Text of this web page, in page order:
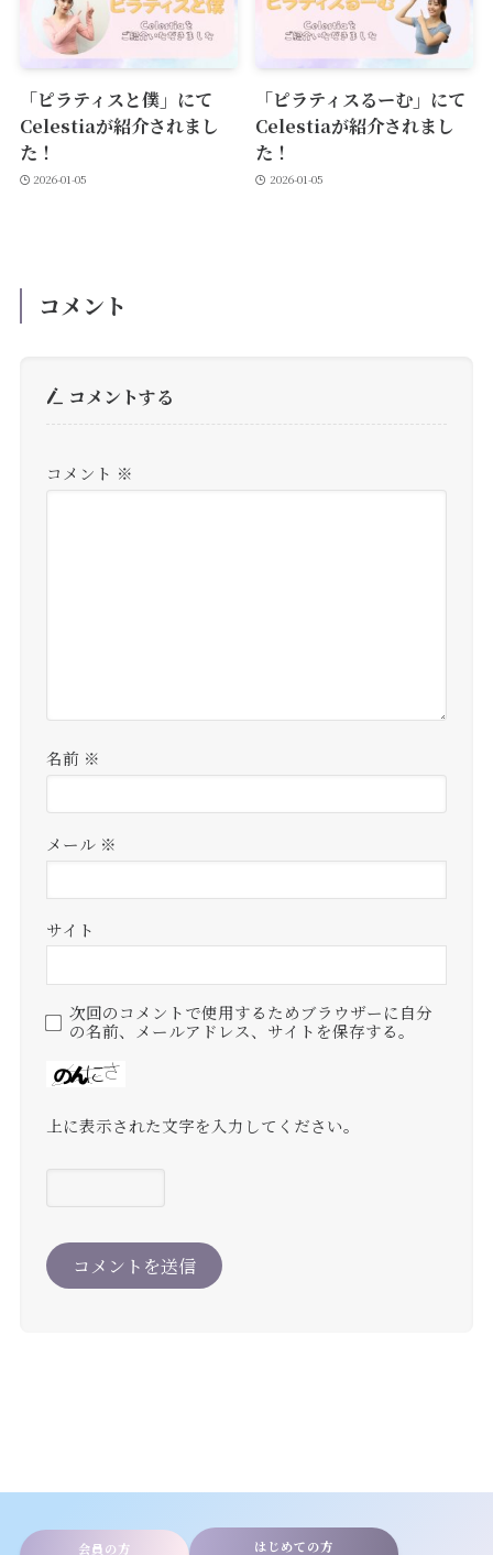
「ピラティスと僕」にて
Celestiaが紹介されまし
た！
2026-01-05
「ピラティスるーむ」にて
Celestiaが紹介されまし
た！
2026-01-05
コメント
コメントする
コメント ※
名前 ※
メール ※
サイト
次回のコメントで使用するためブラウザーに自分
の名前、メールアドレス、サイトを保存する。
上に表示された文字を入力してください。
会員の方
はじめての方